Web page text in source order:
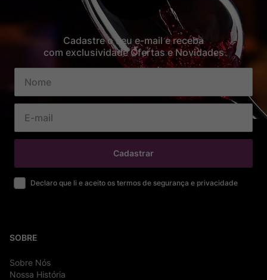
Cadastre o seu e-mail e receba
com exclusividade Ofertas e Novidades
Cadastrar
Declaro que li e aceito os termos de segurança e privacidade
SOBRE
Sobre Nós
Nossa História